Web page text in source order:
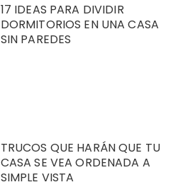
17 IDEAS PARA DIVIDIR
DORMITORIOS EN UNA CASA
SIN PAREDES
TRUCOS QUE HARÁN QUE TU
CASA SE VEA ORDENADA A
SIMPLE VISTA